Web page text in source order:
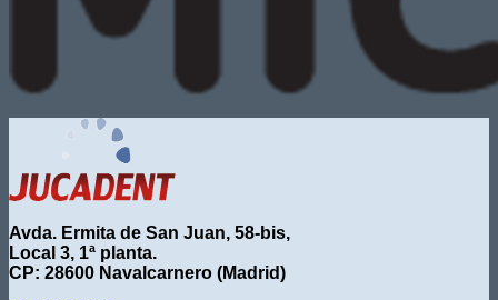
Avda. Ermita de San Juan, 58-bis,
Local 3, 1ª planta.
CP: 28600 Navalcarnero (Madrid)